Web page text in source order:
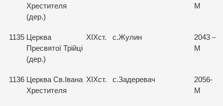
Хрестителя
(дер.)
М
1135 Церква
Пресвятої Трійці
(дер.)
ХІХст. с.Жулин
2043 –
М
1136 Церква Св.Івана
Хрестителя
ХІХст. с.Задеревач
2056-
М